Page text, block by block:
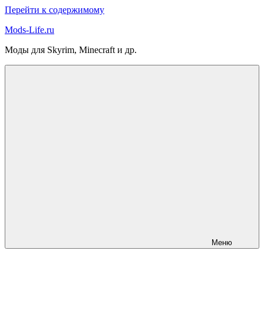
Перейти к содержимому
Mods-Life.ru
Моды для Skyrim, Minecraft и др.
Меню